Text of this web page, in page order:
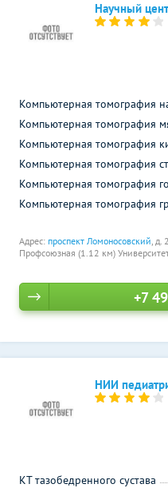
Научный
Адрес: проспект Ломоносовский, д.
Профсоюзная (1.12 км)
Компьютерная томография
Компьютерная томография
Компьютерная томография
Компьютерная томография
Компьютерная томография
Компьютерная томография
+7
НИИ
КТ тазобедренного сустава